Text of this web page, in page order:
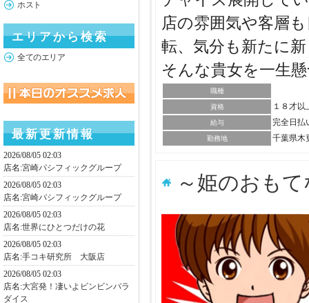
ホスト
エリアから検索
全てのエリア
最新更新情報
2026/08/05 02:03
店名:宮崎パシフィックグループ
2026/08/05 02:03
店名:宮崎パシフィックグループ
2026/08/05 02:03
店名:世界にひとつだけの花
2026/08/05 02:03
店名:手コキ研究所 大阪店
2026/08/05 02:03
店名:大宮発！凄いよビンビンパラ
ダイス
店の雰囲気や客層
転、気分も新たに
そんな貴女を一生
職種
資格 １８才
給与 完全日払
勤務地 千葉県木
～姫のおも